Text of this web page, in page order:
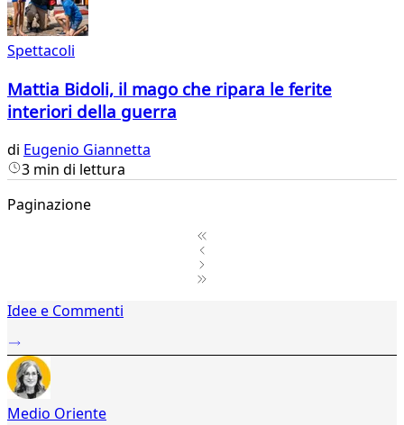
Spettacoli
Mattia Bidoli, il mago che ripara le ferite
interiori della guerra
di Eugenio Giannetta
3 min di lettura
Paginazione
2Idee e Commenti
Medio Oriente